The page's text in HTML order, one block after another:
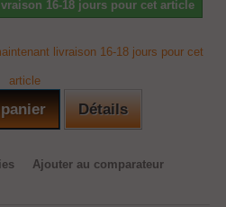
16-18 jours pour cet article
livraison 16-18 jours pour cet
article
Détails
Ajouter au comparateur